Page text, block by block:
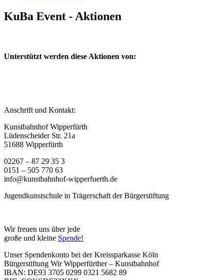
KuBa Event - Aktionen
Unterstützt werden diese Aktionen von:
Anschrift und Kontakt:
Kunstbahnhof Wipperfürth
Lüdenscheider Str. 21a
51688 Wipperfürth
02267 – 87 29 35 3
0151 – 505 770 63
info@kunstbahnhof-wipperfuerth.de
Jugendkunstschule in Trägerschaft der Bürgerstiftung
Wir freuen uns über jede
große und kleine Spende!
Unser Spendenkonto bei der Kreissparkasse Köln
Bürgerstiftung Wir Wipperfürther – Kunstbahnhof
IBAN: DE93 3705 0299 0321 5682 89